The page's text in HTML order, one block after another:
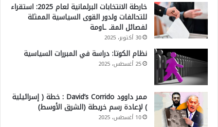
خارطة الانتخابات البرلمانية لعام 2025: استقراء
للتحالفات ولدور القوى السياسية الممثلة
لفصائل المقـ ـاومة
30 أكتوبر، 2025
نظام الكوتا: دراسة في المبررات السياسية
25 أغسطس، 2025
ممر داوود David’s Corrido : خطة ( إسرائيلية
) لإعادة رسم خريطة (الشرق الأوسط)
10 أغسطس، 2025